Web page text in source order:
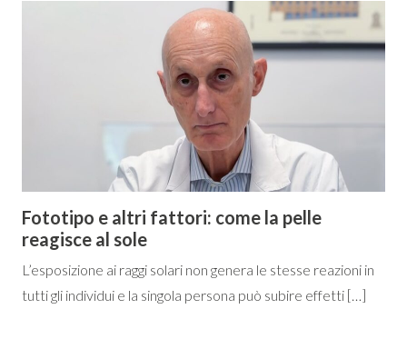
Fototipo e altri fattori: come la pelle
reagisce al sole
L’esposizione ai raggi solari non genera le stesse reazioni in
tutti gli individui e la singola persona può subire effetti […]